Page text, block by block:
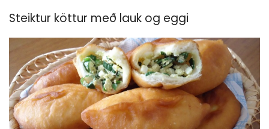
Steiktur köttur með lauk og eggi